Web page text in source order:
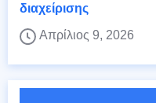
διαχείρισης
Απρίλιος 9, 2026